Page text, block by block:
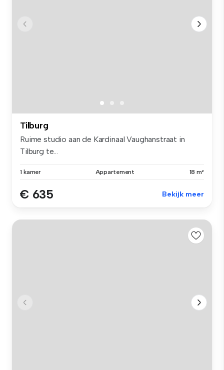
Tilburg
Ruime studio aan de Kardinaal Vaughanstraat in
Tilburg te...
1 kamer Appartement 18 m²
€ 635 Bekijk meer